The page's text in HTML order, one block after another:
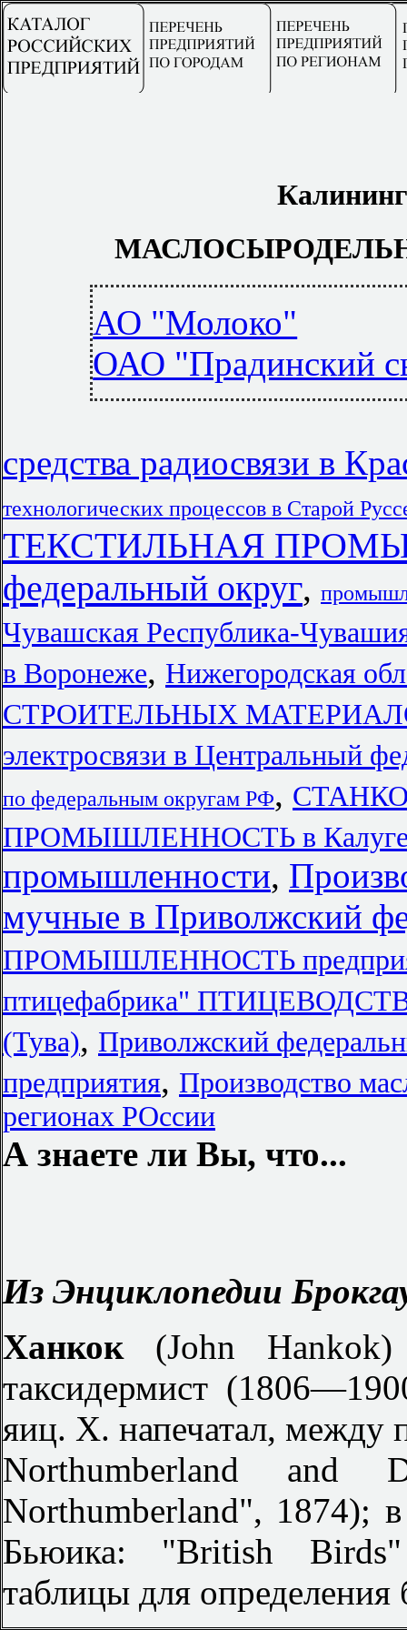
АО "Молоко"
ОАО "Прадинский
средства радиосвязи в
технологических процессов в Старой
ТЕКСТИЛЬНАЯ
федеральный округ,
Чувашская Республика-
в Воронеже, Нижегородская
СТРОИТЕЛЬНЫХ МАТЕРИАЛОВ
электросвязи в Центральный
по федеральным округам РФ,
ПРОМЫШЛЕННОСТЬ в
промышленности,
мучные в Приволжский
ПРОМЫШЛЕННОСТЬ
птицефабрика"
(Тува), Приволжский
предприятия, Производство
регионах РОссии
А знаете ли Вы, что...
Из Энциклопедии
Ханкок (John
таксидермист
яиц. X. напечатал,
Northumberland and
Northumberland", 1874);
Бьюика: "British Birds"
таблицы для определения